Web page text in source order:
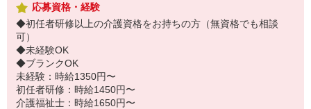
応募資格・経験
◆初任者研修以上の介護資格をお持ちの方（無資格でも相談
可）
◆未経験OK
◆ブランクOK
未経験：時給1350円〜
初任者研修：時給1450円〜
介護福祉士：時給1650円〜